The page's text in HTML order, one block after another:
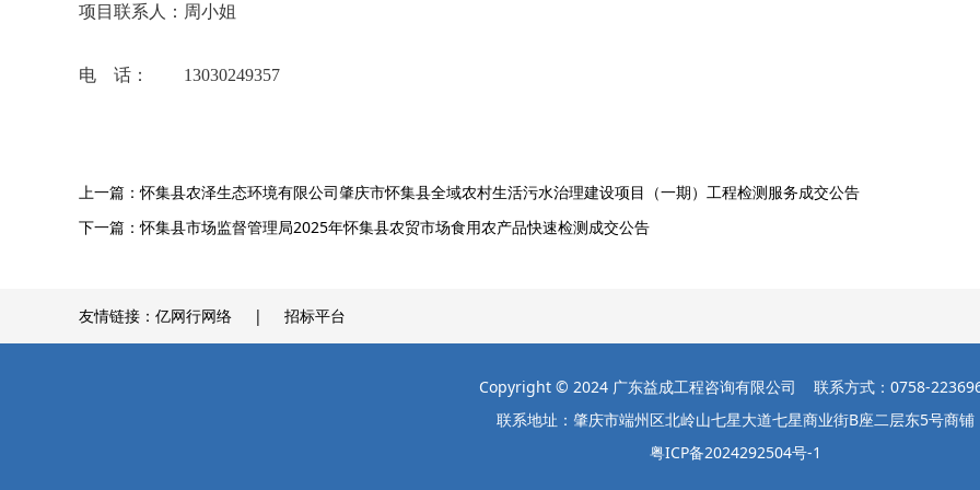
项目联系人：周小姐
电 话： 13030249357
上一篇：怀集县农泽生态环境有限公司肇庆市怀集县全域农村生活污水治理建设项目（一期）工程检测服务成交公告
下一篇：怀集县市场监督管理局2025年怀集县农贸市场食用农产品快速检测成交公告
友情链接： 亿网行网络 招标平台
Copyright © 2024 广东益成工程咨询有限公司 联系方式：0758-
联系地址：肇庆市端州区北岭山七星大道七星商业街B座二层东5号商铺
粤ICP备2024292504号-1